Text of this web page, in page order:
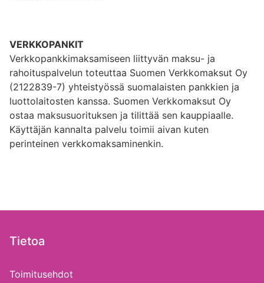
VERKKOPANKIT
Verkkopankkimaksamiseen liittyvän maksu- ja
rahoituspalvelun toteuttaa Suomen Verkkomaksut Oy
(2122839-7) yhteistyössä suomalaisten pankkien ja
luottolaitosten kanssa. Suomen Verkkomaksut Oy
ostaa maksusuorituksen ja tilittää sen kauppiaalle.
Käyttäjän kannalta palvelu toimii aivan kuten
perinteinen verkkomaksaminenkin.
Tietoa
Toimitusehdot